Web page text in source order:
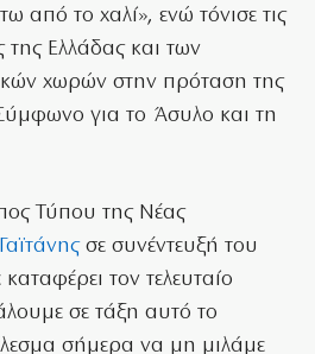
από το χαλί», ενώ τόνισε τις
της Ελλάδας και των
χωρών στην πρόταση της
για το Άσυλο και τη
Τύπου της Νέας
σε συνέντευξή του
τον τελευταίο
σε τάξη αυτό το
σήμερα να μη μιλάμε